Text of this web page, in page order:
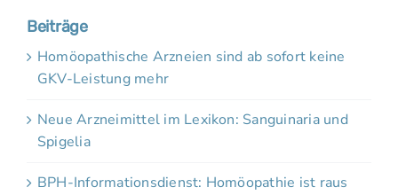
Beiträge
Homöopathische Arzneien sind ab sofort keine
GKV-Leistung mehr
Neue Arzneimittel im Lexikon: Sanguinaria und
Spigelia
BPH-Informationsdienst: Homöopathie ist raus